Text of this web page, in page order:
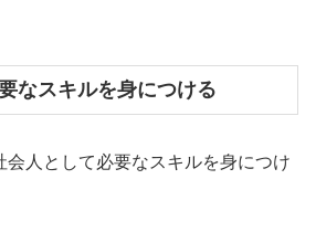
なスキルを身につける
会人として必要なスキルを身につけ